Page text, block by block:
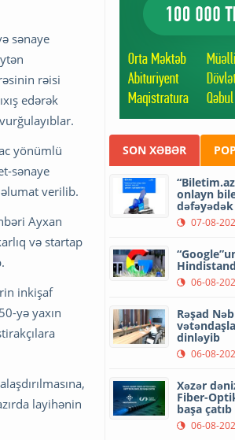
sənaye
rəisi
edərək
yönümlü
sənaye
verilib.
Ayxan
və startap
inkişaf
yə yaxın
layihənin
SON XƏBƏR
onlayn
07-08-
06-08-
Rəşad
dinləyib
06-08-
Xəzər
Fiber-
başa çatıb
06-08-